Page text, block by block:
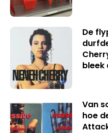
De
bleek
Van
hoe